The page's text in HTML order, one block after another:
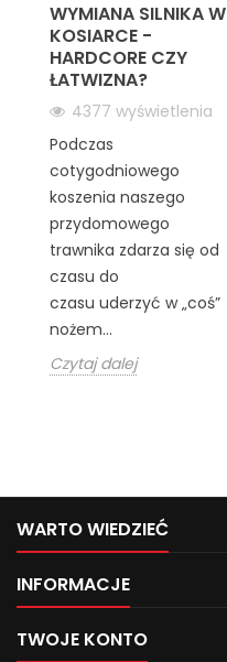
WYMIANA SILNIKA W
KOSIARCE -
HARDCORE CZY
ŁATWIZNA?
4377 wyświetlenia
Podczas
cotygodniowego
koszenia naszego
przydomowego
trawnika zdarza się od
czasu do
czasu uderzyć w „coś”
nożem...
Czytaj dalej
WARTO WIEDZIEĆ
INFORMACJE
TWOJE KONTO